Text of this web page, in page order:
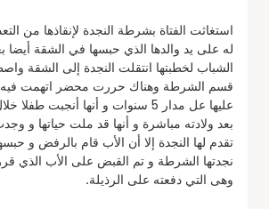
استغاثت الفتاة بشرطة النجدة لإنقاذها من
له على يد والدها الذي حبسها في الشقة أيضا
الشباب لخطبتها انتقلت النجدة إلى الشقة
قسم الشرطة وهناك حررت محضر اتهمت فيه
عليها عل مدار 5 سنوات و أنها أنجبت
بعد ولادته مباشرة و أنها قد ملت حياتها و
تقدم لها النجدة إلا أن الأب قام بالرفض و
نجدتها الشرطة و تم القبض على الأب الذي
وهى التي دفعته على الرذيلة.